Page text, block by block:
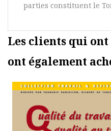
parties constituent le
Les clients qui
ont également